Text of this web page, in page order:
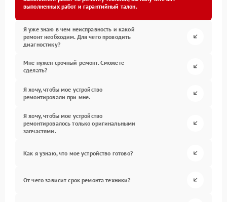
выполненных работ и гарантийный талон.
Я уже знаю в чем неисправность и какой
ремонт необходим. Для чего проводить
диагностику?
Мне нужен срочный ремонт. Сможете
сделать?
Я хочу, чтобы мое устройство
ремонтировали при мне.
Я хочу, чтобы мое устройство
ремонтировалось только оригинальными
запчастями.
Как я узнаю, что мое устройство готово?
От чего зависит срок ремонта техники?